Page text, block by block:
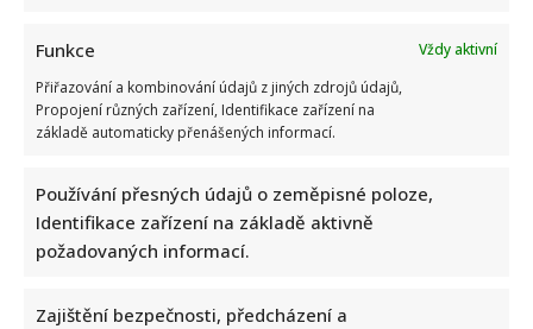
Funkce
Vždy aktivní
Přiřazování a kombinování údajů z jiných zdrojů údajů,
Propojení různých zařízení, Identifikace zařízení na
základě automaticky přenášených informací.
Používání přesných údajů o zeměpisné poloze,
Identifikace zařízení na základě aktivně
požadovaných informací.
Zajištění bezpečnosti, předcházení a
Prezident Pavel vyrazil na tajnou dovolenou: Prozradila ho
však fotografie, pod kterou se rozjela mela